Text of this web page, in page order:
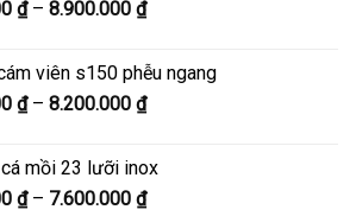
₫ – 8.900.000 ₫Khoảng
từ
6.900.000 ₫
đến
viên s150 phễu ngang
₫ – 8.200.000 ₫Khoảng
6.300.000 ₫
đến
mồi 23 lưỡi inox
₫ – 7.600.000 ₫Khoảng